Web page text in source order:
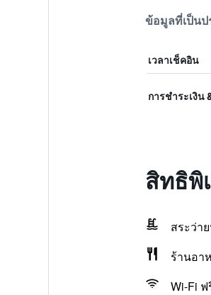
ข้อมูลที่เป็นป
เวลาเช็คอิน
การชำระเงิน
สิทธิพิ
สระว่า
ร้านอา
Wi-Fi ฟ